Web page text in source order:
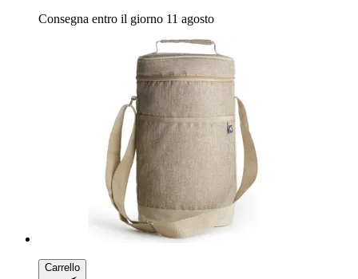
Consegna entro il giorno 11 agosto
Carrello